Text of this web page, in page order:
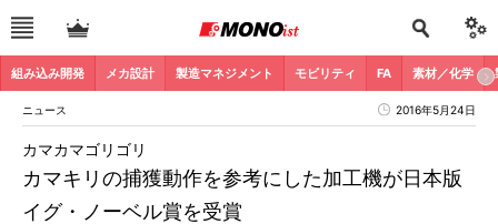
組み込み開発 メカ設計 製造マネジメント モビリティ FA 素材／化学
ニュース 2016年5月24日
カマキリの捕獲動作を参考にした加工機が日本版
イグ・ノーベル賞を受賞
カマカマゴリゴリ